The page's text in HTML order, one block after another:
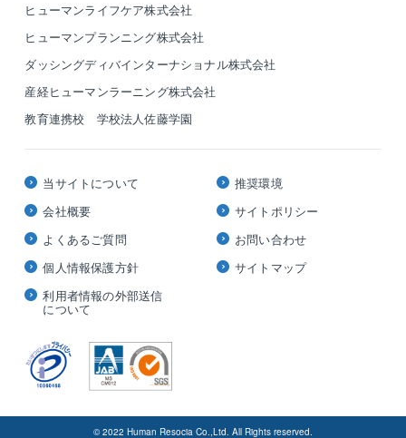
ヒューマンライフケア株式会社
ヒューマンプランニング株式会社
ダッシングディバインターナショナル株式会社
産経ヒューマンラーニング株式会社
教育連携校 学校法人佐藤学園
当サイトについて
会社概要
よくあるご質問
個人情報保護方針
利用者情報の外部送信
について
推奨環境
サイトポリシー
お問い合わせ
サイトマップ
© 2022 Human Resocia Co.,Ltd. All Rights reserved.